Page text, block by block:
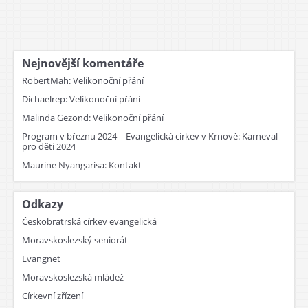
Nejnovější komentáře
RobertMah:Velikonoční přání
Dichaelrep:Velikonoční přání
Malinda Gezond:Velikonoční přání
Program v březnu 2024 – Evangelická církev v Krnově: Karneval
pro děti 2024
Maurine Nyangarisa: Kontakt
Odkazy
Českobratrská církev evangelická
Moravskoslezský seniorát
Evangnet
Moravskoslezská mládež
Církevní zřízení